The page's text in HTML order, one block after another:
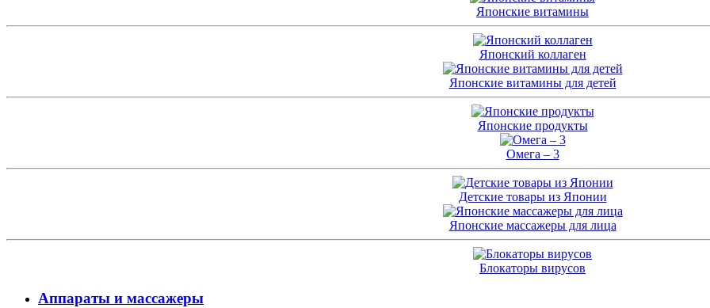
Японские витамины
Японский коллаген
Японские витамины для детей
Японские продукты
Омега – 3
Детские товары из Японии
Японские массажеры для лица
Блокаторы вирусов
Аппараты и массажеры